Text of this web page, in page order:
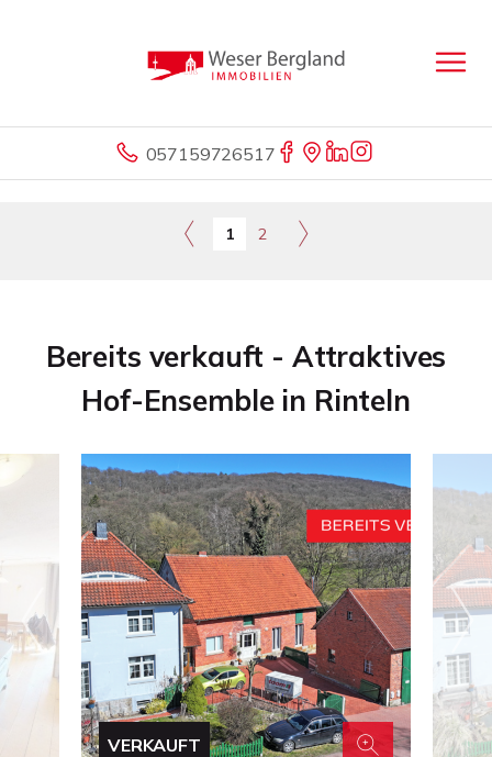
057159726517
1 2
Bereits verkauft - Attraktives
Hof-Ensemble in Rinteln
VERKAUFT